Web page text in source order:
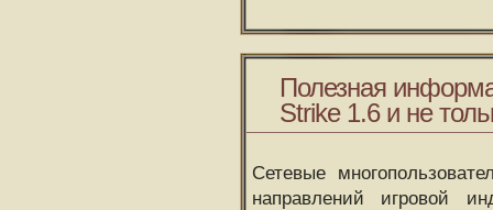
Полезная
Strike 1.6 и не
Сетевые
направлений игровой